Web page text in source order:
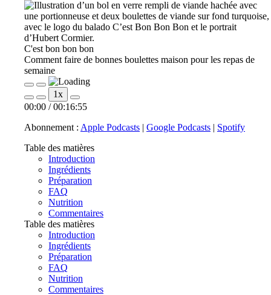
C'est bon bon bon
Comment faire de bonnes boulettes maison pour les repas de
semaine
Play
Episode
Pause
Episode
1x
00:00 / 00:16:55
Abonnement : Apple Podcasts | Google Podcasts | Spotify
Table des matières
Introduction
Ingrédients
Préparation
FAQ
Nutrition
Commentaires
Table des matières
Introduction
Ingrédients
Préparation
FAQ
Nutrition
Commentaires